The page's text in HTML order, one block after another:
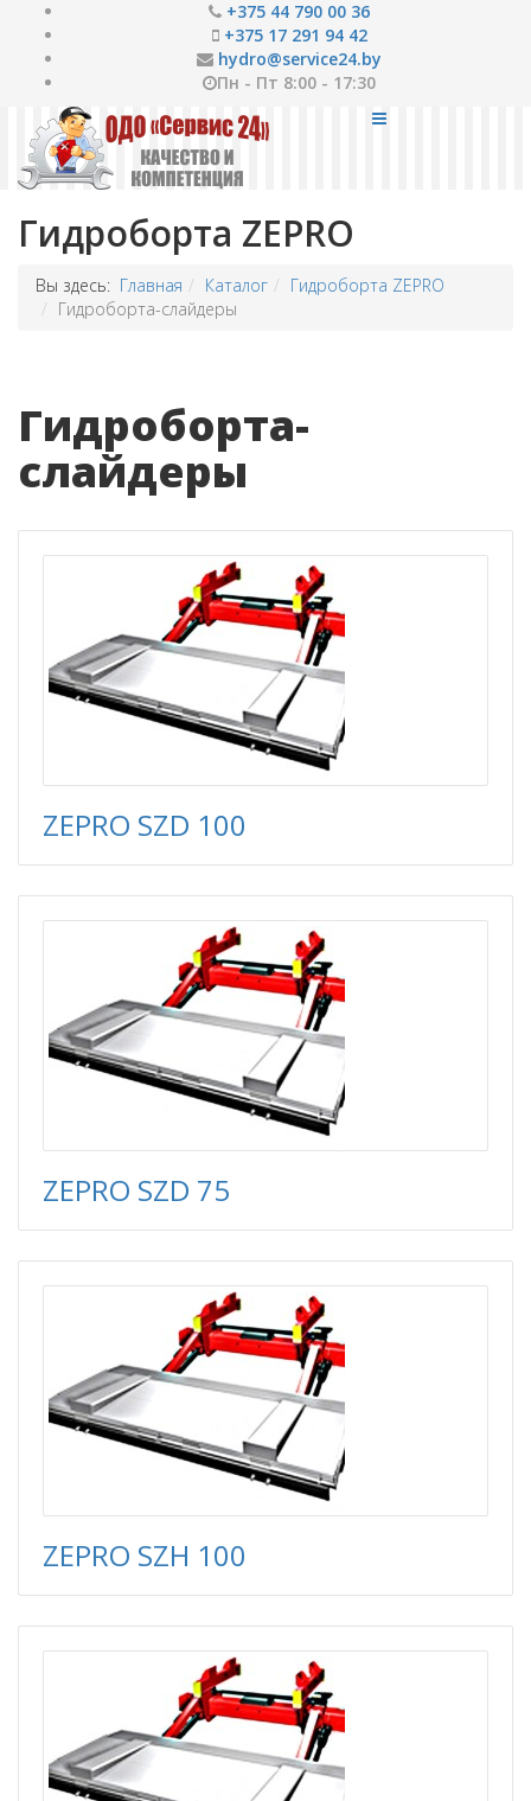
+375 44 790 00 36
+375 17 291 94 42
hydro@service24.by
Пн - Пт 8:00 - 17:30
Гидроборта ZEPRO
Вы здесь: Главная Каталог
Гидроборта ZEPRO
Гидроборта-слайдеры
Гидроборта-
слайдеры
ZEPRO SZD 100
ZEPRO SZD 75
ZEPRO SZH 100